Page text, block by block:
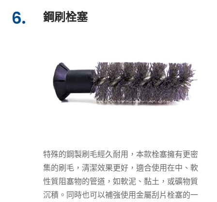
6. 鋼刷栓塞
特殊的鋼製刷毛經久耐用，本款栓塞擁有更密
集的刷毛，清潔效果更好，適合使用在中、軟
性質阻塞物的管道，如軟泥、黏土，或礦物質
沉積。同時也可以補強使用金屬刮片栓塞的一